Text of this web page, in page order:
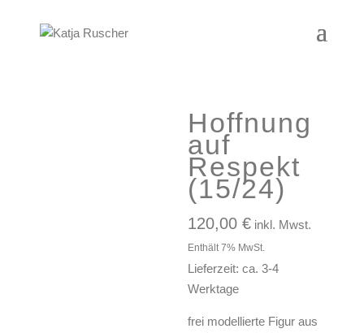
Hoffnung
auf
Respekt
(15/24)
120,00€ inkl. Mwst.
Enthält 7% MwSt.
Lieferzeit: ca. 3-4
Werktage
frei modellierte Figur aus